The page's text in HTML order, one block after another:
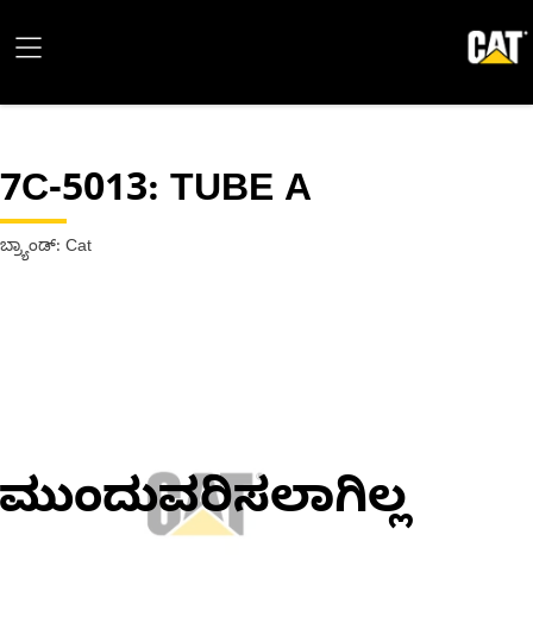
7C-5013: TUBE A
ಬ್ರ್ಯಾಂಡ್: Cat
ಮುಂದುವರಿಸಲಾಗಿಲ್ಲ